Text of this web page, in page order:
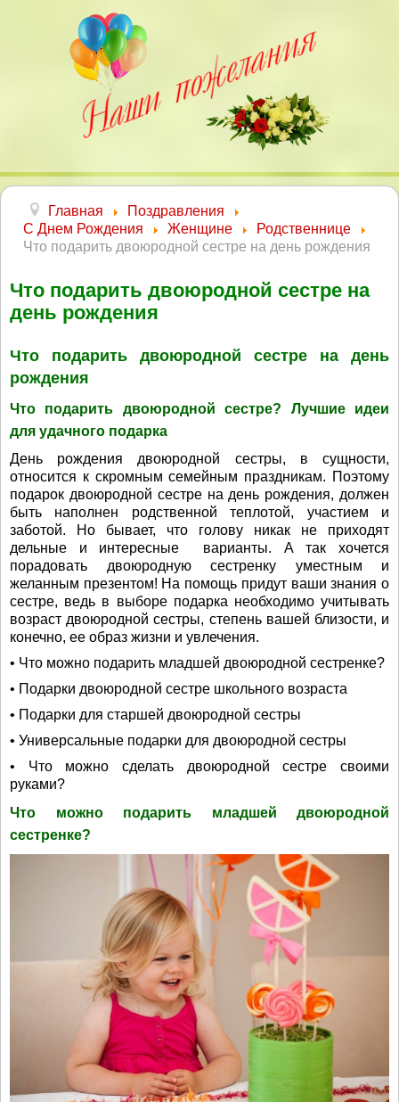
Главная
Поздравления
С Днем Рождения
Женщине
Родственнице
Что подарить двоюродной сестре на день рождения
Что подарить двоюродной сестре на
день рождения
Что подарить двоюродной сестре на день
рождения
Что подарить двоюродной сестре? Лучшие идеи
для удачного подарка
День рождения двоюродной сестры, в сущности,
относится к скромным семейным праздникам. Поэтому
подарок двоюродной сестре на день рождения, должен
быть наполнен родственной теплотой, участием и
заботой. Но бывает, что голову никак не приходят
дельные и интересные варианты. А так хочется
порадовать двоюродную сестренку уместным и
желанным презентом! На помощь придут ваши знания о
сестре, ведь в выборе подарка необходимо учитывать
возраст двоюродной сестры, степень вашей близости, и
конечно, ее образ жизни и увлечения.
• Что можно подарить младшей двоюродной сестренке?
• Подарки двоюродной сестре школьного возраста
• Подарки для старшей двоюродной сестры
• Универсальные подарки для двоюродной сестры
• Что можно сделать двоюродной сестре своими
руками?
Что можно подарить младшей двоюродной
сестренке?